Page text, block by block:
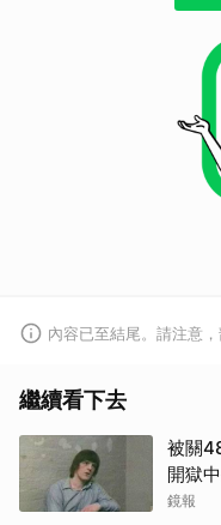
內容已至結尾。請注意，
繼續看下去
被關
開獄
抗議
鏡報